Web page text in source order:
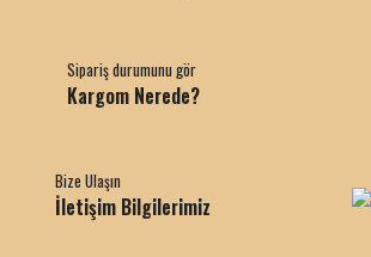
Sipariş durumunu gör
Kargom Nerede?
Bize Ulaşın
İletişim Bilgilerimiz